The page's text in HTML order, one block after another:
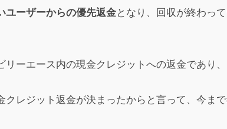
た自分が悪いのは分かっているんですが、本当に後悔
ユーザーからの優先返金となり、回収が終わっ
ーエース内の現金クレジットへの返金であり、
クレジット返金が決まったからと言って、今ま